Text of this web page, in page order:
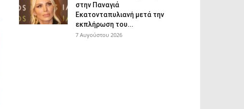
στην Παναγιά
Εκατονταπυλιανή μετά την
εκπλήρωση του...
7 Αυγούστου 2026